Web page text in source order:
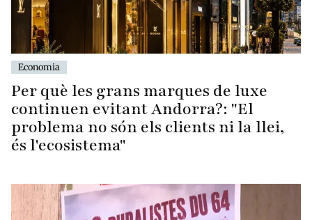
Economia
Per què les grans marques de luxe
continuen evitant Andorra?: "El
problema no són els clients ni la llei,
és l'ecosistema"